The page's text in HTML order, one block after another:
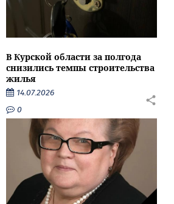
В Курской области за полгода
снизились темпы строительства
жилья
14.07.2026
0